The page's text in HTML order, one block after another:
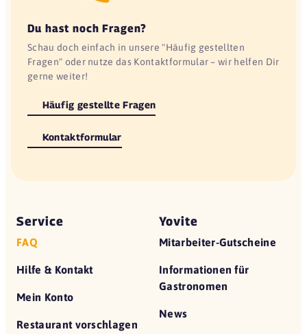
Du hast noch Fragen?
Schau doch einfach in unsere "Häufig gestellten
Fragen" oder nutze das Kontaktformular – wir helfen Dir
gerne weiter!
Häufig gestellte Fragen
Kontaktformular
Service
FAQ
Hilfe & Kontakt
Mein Konto
Restaurant vorschlagen
Yovite
Mitarbeiter-Gutscheine
Informationen für
Gastronomen
News